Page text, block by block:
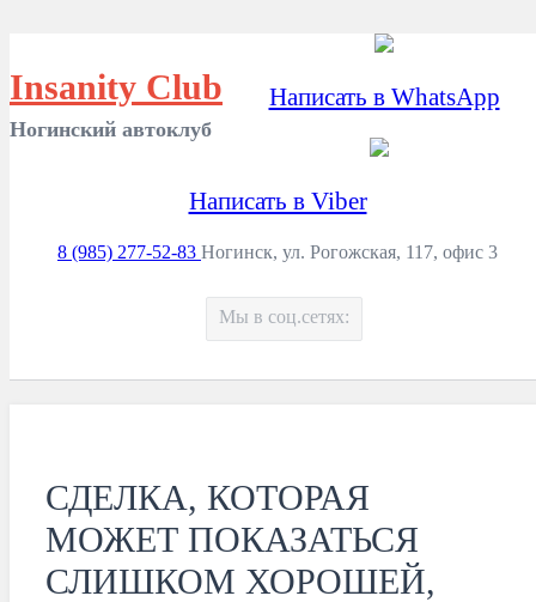
Insanity Club
Ногинский автоклуб
Написать в WhatsApp
Написать в Viber
8 (985) 277-52-83 Ногинск, ул. Рогожская, 117, офис 3
Мы в соц.сетях:
СДЕЛКА, КОТОРАЯ
МОЖЕТ ПОКАЗАТЬСЯ
СЛИШКОМ ХОРОШЕЙ,